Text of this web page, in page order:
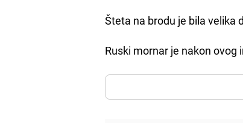
Šteta na brodu je bila velika
Ruski mornar je nakon